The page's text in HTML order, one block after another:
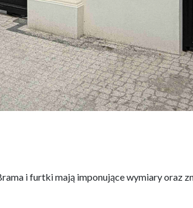
i furtki mają imponujące wymiary oraz